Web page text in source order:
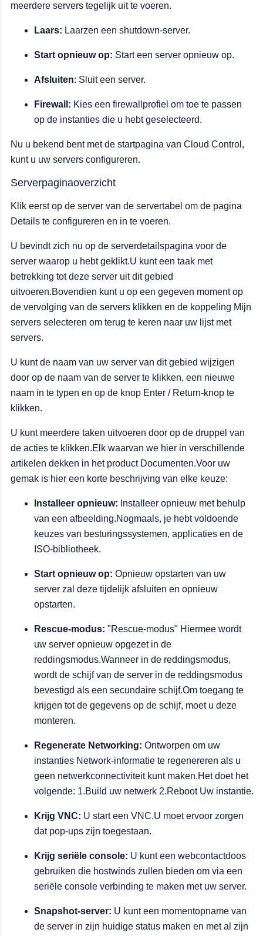
meerdere servers tegelijk uit te voeren.
Laars: Laarzen een shutdown-server.
Start opnieuw op: Start een server opnieuw op.
Afsluiten: Sluit een server.
Firewall: Kies een firewallprofiel om toe te passen
op de instanties die u hebt geselecteerd.
Nu u bekend bent met de startpagina van Cloud Control,
kunt u uw servers configureren.
Serverpaginaoverzicht
Klik eerst op de server van de servertabel om de pagina
Details te configureren en in te voeren.
U bevindt zich nu op de serverdetailspagina voor de
server waarop u hebt geklikt.U kunt een taak met
betrekking tot deze server uit dit gebied
uitvoeren.Bovendien kunt u op een gegeven moment op
de vervolging van de servers klikken en de koppeling Mijn
servers selecteren om terug te keren naar uw lijst met
servers.
U kunt de naam van uw server van dit gebied wijzigen
door op de naam van de server te klikken, een nieuwe
naam in te typen en op de knop Enter / Return-knop te
klikken.
U kunt meerdere taken uitvoeren door op de druppel van
de acties te klikken.Elk waarvan we hier in verschillende
artikelen dekken in het product Documenten.Voor uw
gemak is hier een korte beschrijving van elke keuze:
Installeer opnieuw: Installeer opnieuw met behulp
van een afbeelding.Nogmaals, je hebt voldoende
keuzes van besturingssystemen, applicaties en de
ISO-bibliotheek.
Start opnieuw op: Opnieuw opstarten van uw
server zal deze tijdelijk afsluiten en opnieuw
opstarten.
Rescue-modus: "Rescue-modus" Hiermee wordt
uw server opnieuw opgezet in de
reddingsmodus.Wanneer in de reddingsmodus,
wordt de schijf van de server in de reddingsmodus
bevestigd als een secundaire schijf.Om toegang te
krijgen tot de gegevens op de schijf, moet u deze
monteren.
Regenerate Networking: Ontworpen om uw
instanties Network-informatie te regenereren als u
geen netwerkconnectiviteit kunt maken.Het doet het
volgende: 1.Build uw netwerk 2.Reboot Uw instantie.
Krijg VNC: U start een VNC.U moet ervoor zorgen
dat pop-ups zijn toegestaan.
Krijg seriële console: U kunt een webcontactdoos
gebruiken die hostwinds zullen bieden om via een
seriële console verbinding te maken met uw server.
Snapshot-server: U kunt een momentopname van
de server in zijn huidige status maken en met al zijn